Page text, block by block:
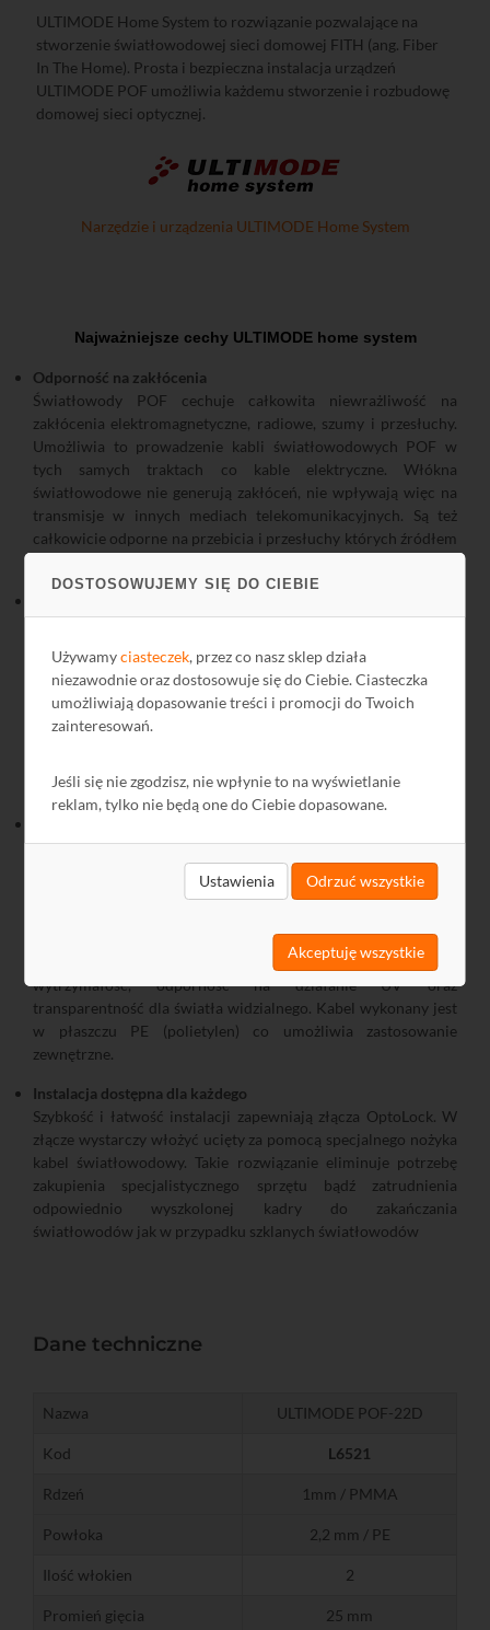
DOSTOSOWUJEMY SIĘ DO CIEBIE
Używamyciasteczek, przez co nasz sklep działa
niezawodnie oraz dostosowuje się do Ciebie. Ciasteczka
umożliwiają dopasowanie treści i promocji do Twoich
zainteresowań.
Jeśli się nie zgodzisz, nie wpłynie to na wyświetlanie
reklam, tylko nie będą one do Ciebie dopasowane.
Ustawienia Odrzuć wszystkie
Akceptuję wszystkie
ULTIMODE Home System to rozwiązanie pozwalające na
stworzenie światłowodowej sieci domowej FITH (ang. Fiber
In The Home). Prosta i bezpieczna instalacja urządzeń
ULTIMODE POF umożliwia każdemu stworzenie i rozbudowę
domowej sieci optycznej.
Narzędzie i urządzenia ULTIMODE Home System
Najważniejsze cechy ULTIMODE home system
Odporność na zakłócenia
Światłowody POF cechuje całkowita niewrażliwość na
zakłócenia elektromagnetyczne, radiowe, szumy i przesłuchy.
Umożliwia to prowadzenie kabli światłowodowych POF w
tych samych traktach co kable elektryczne. Włókna
światłowodowe nie generują zakłóceń, nie wpływają więc na
transmisje w innych mediach telekomunikacyjnych. Są też
całkowicie odporne na przebicia i przesłuchy których źródłem
Instalacje światłowodowe są w 100% odporne na przepięcia i
miedzianego w sensie elektrycznym światłowody są
izolatorami i są obojętne na skutki emisji fal radiowych o
bardzo dużych energiach. Nie jest więc konieczne stosowanie
(przewieszek sieci LAN, domofonów IP).
światłowodów
Zdecydowaną zaletą światłowodów POF jest ich niewielki
wymiar. Wymiar poprzeczny to zaledwie 2,2 mm, co pozwala
bezproblemowe przeciągnięcie przez peszel. Rdzeń
światłowodu wykonany jest z PMMA, który zapewnia dużą
wytrzymałość, odporność na działanie UV oraz
transparentność dla światła widzialnego. Kabel wykonany jest
w płaszczu PE (polietylen) co umożliwia zastosowanie
zewnętrzne.
Instalacja dostępna dla każdego
Szybkość i łatwość instalacji zapewniają złącza OptoLock. W
złącze wystarczy włożyć ucięty za pomocą specjalnego nożyka
kabel światłowodowy. Takie rozwiązanie eliminuje potrzebę
zakupienia specjalistycznego sprzętu bądź zatrudnienia
odpowiednio wyszkolonej kadry do zakańczania
światłowodów jak w przypadku szklanych światłowodów
Dane techniczne
Nazwa ULTIMODE POF-22D
Kod L6521
Rdzeń 1mm / PMMA
Powłoka 2,2 mm / PE
Ilość włokien 2
Promień gięcia 25 mm